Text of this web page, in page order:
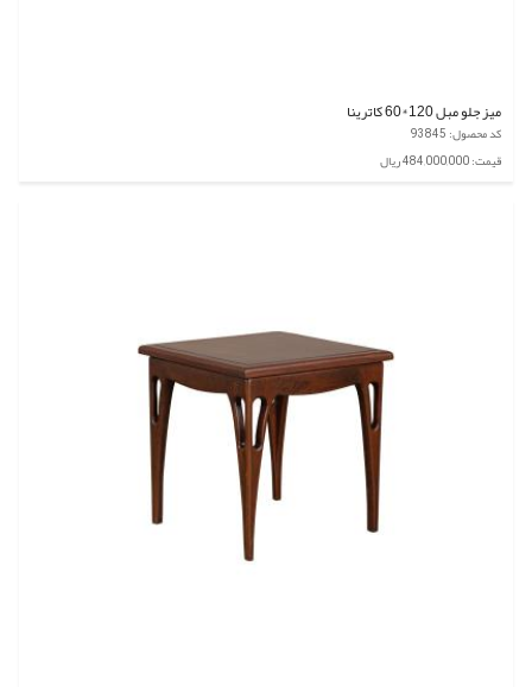
میز جلو مبل 120*60 کاترینا
کد محصول: 93845
قیمت: 484,000,000 ریال